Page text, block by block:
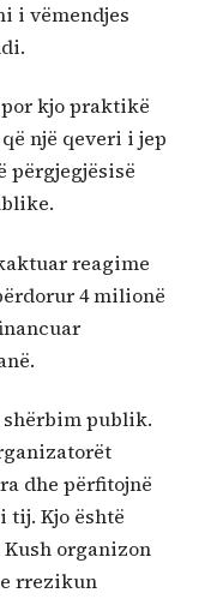
i vëmendjes
kjo praktikë
një qeveri i jep
përgjegjësisë
reagime
4 milionë
shërbim publik.
dhe përfitojnë
Kjo është
organizon
rrezikun